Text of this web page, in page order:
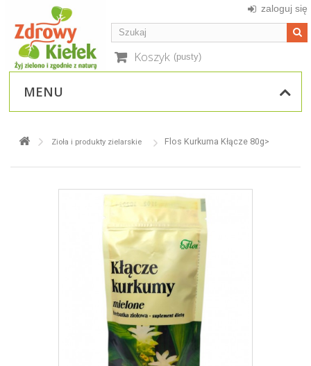
zaloguj się
Koszyk (pusty)
MENU
Zioła i produkty zielarskie Flos Kurkuma Kłącze 80g>